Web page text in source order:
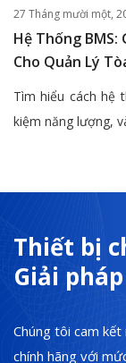
27 Tháng mười một,
Hệ Thống BMS:
Cho Quản Lý
Tìm hiểu cách hệ
kiệm năng lượng,
Thiết bị
Giải pháp
Chúng tôi cam
chính hãng với